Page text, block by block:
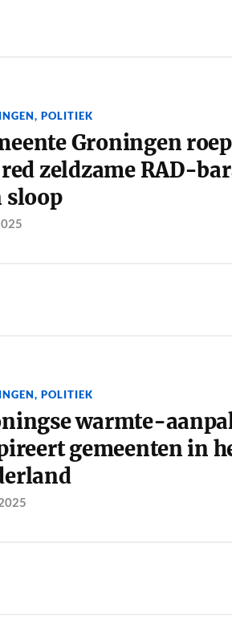
, POLITIEK
Groningen
zeldzame RAD-
sloop
, POLITIEK
warmte-
gemeenten in